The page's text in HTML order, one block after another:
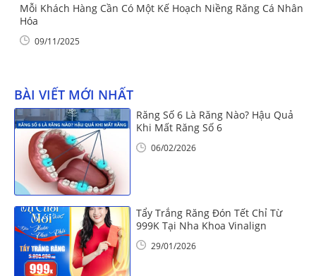
Mỗi Khách Hàng Cần Có Một Kế Hoạch Niềng Răng Cá Nhân
Hóa
09/11/2025
BÀI VIẾT MỚI NHẤT
Răng Số 6 Là Răng Nào? Hậu Quả
Khi Mất Răng Số 6
06/02/2026
Tẩy Trắng Răng Đón Tết Chỉ Từ
999K Tại Nha Khoa Vinalign
29/01/2026